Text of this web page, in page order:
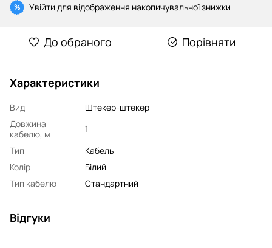
% Увійти для відображення накопичувальної знижки
До обраного Порівняти
Характеристики
Вид
Штекер-штекер
Довжина
кабелю, м
1
Тип
Кабель
Колір
Білий
Тип кабелю
Стандартний
Відгуки